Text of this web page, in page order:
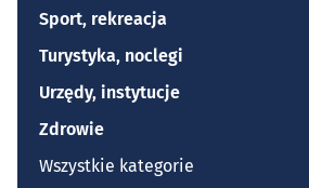
Sport, rekreacja
Turystyka, noclegi
Urzędy, instytucje
Zdrowie
Wszystkie kategorie